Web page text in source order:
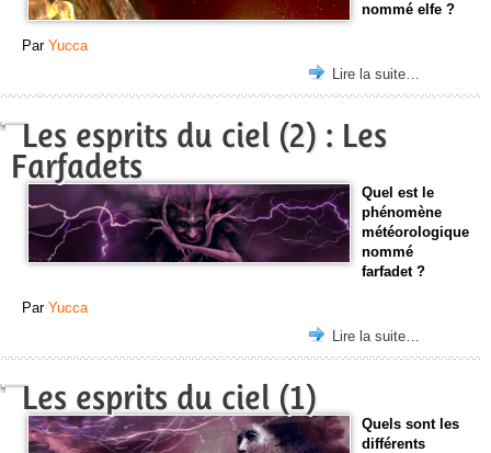
nommé elfe ?
Par Yucca
Lire la suite…
Les esprits du ciel (2) : Les
Farfadets
Quel est le
phénomène
météorologique
nommé
farfadet ?
Par Yucca
Lire la suite…
Les esprits du ciel (1)
Quels sont les
différents